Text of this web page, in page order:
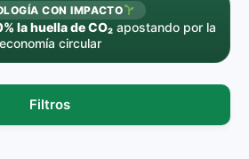
CON IMPACTO
la huella de CO₂apostando por la
economía circular
Filtros